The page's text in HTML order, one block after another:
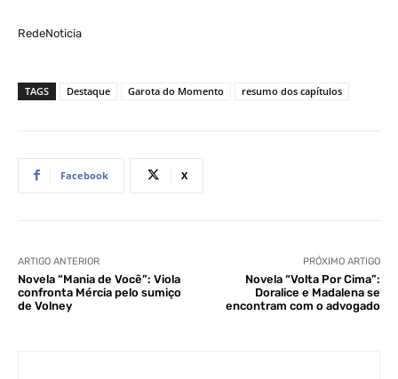
RedeNoticia
TAGS Destaque Garota do Momento resumo dos capítulos
Facebook X
ARTIGO ANTERIOR
Novela “Mania de Você”: Viola
confronta Mércia pelo sumiço
de Volney
PRÓXIMO ARTIGO
Novela “Volta Por Cima”:
Doralice e Madalena se
encontram com o advogado